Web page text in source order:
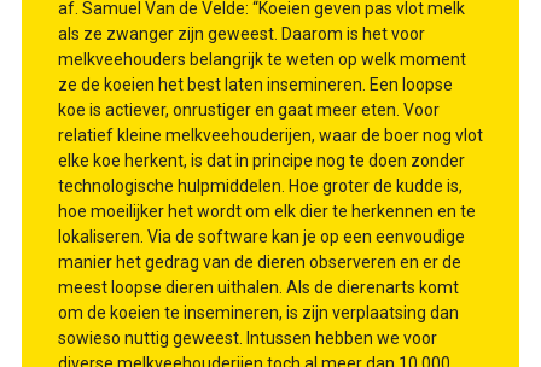
af. Samuel Van de Velde: “Koeien geven pas vlot melk
als ze zwanger zijn geweest. Daarom is het voor
melkveehouders belangrijk te weten op welk moment
ze de koeien het best laten insemineren. Een loopse
koe is actiever, onrustiger en gaat meer eten. Voor
relatief kleine melkveehouderijen, waar de boer nog vlot
elke koe herkent, is dat in principe nog te doen zonder
technologische hulpmiddelen. Hoe groter de kudde is,
hoe moeilijker het wordt om elk dier te herkennen en te
lokaliseren. Via de software kan je op een eenvoudige
manier het gedrag van de dieren observeren en er de
meest loopse dieren uithalen. Als de dierenarts komt
om de koeien te insemineren, is zijn verplaatsing dan
sowieso nuttig geweest. Intussen hebben we voor